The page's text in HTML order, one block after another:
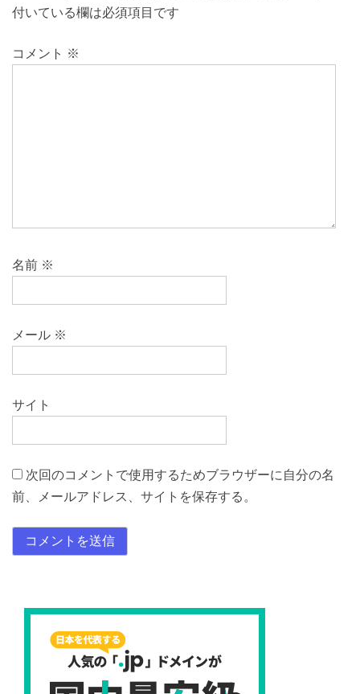
付いている欄は必須項目です
コメント ※
名前 ※
メール ※
サイト
次回のコメントで使用するためブラウザーに自分の名
前、メールアドレス、サイトを保存する。